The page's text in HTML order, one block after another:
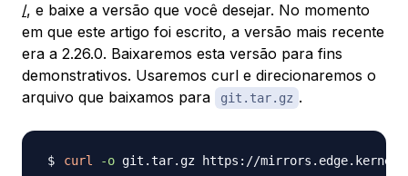
/, e baixe a versão que você desejar. No momento
em que este artigo foi escrito, a versão mais recente
era a 2.26.0. Baixaremos esta versão para fins
demonstrativos. Usaremos curl e direcionaremos o
arquivo que baixamos para
git.tar.gz .
curl -o git.tar.gz https://